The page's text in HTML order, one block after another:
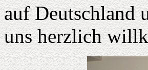
auf Deutschland
uns herzlich